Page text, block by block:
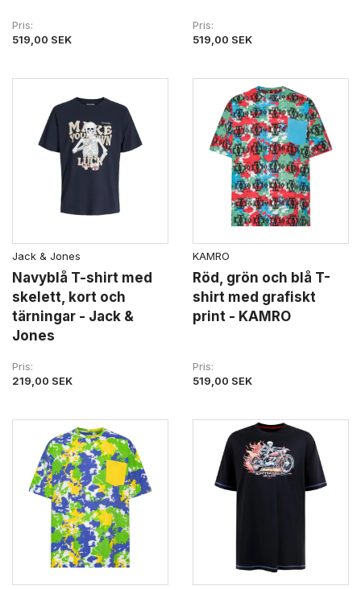
Pris
519,00 SEK
Pris
519,00 SEK
Jack & Jones
Navyblå T-shirt med
skelett, kort och
tärningar - Jack &
Jones
Pris
219,00 SEK
KAMRO
Röd, grön och blå T-
shirt med grafiskt
print - KAMRO
Pris
519,00 SEK